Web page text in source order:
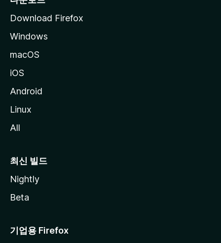
Download Firefox
Windows
macOS
iOS
Android
Linux
All
최신 빌드
Nightly
Beta
기업용 Firefox